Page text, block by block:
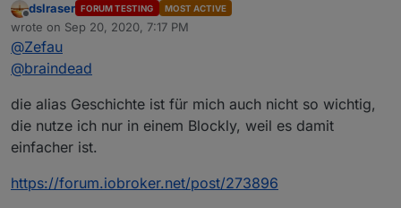
Der Alias Adapter bietet tatsächlich die Möglichkeit
einfach nicht, weil ich den Mehrwert nicht sehe.
supported. Entscheidend ist aber, dass der Devices
ist das, was jarvis bei der Suche voraussetzt.
Offline
dslraser FORUM TESTING MOST ACTIVE
wrote on Sep 20, 2020, 7:17 PM
last edited by
@Zefau
@braindead
die alias Geschichte ist für mich auch nicht so wichtig,
die nutze ich nur in einem Blockly, weil es damit
einfacher ist.
https://forum.iobroker.net/post/273896